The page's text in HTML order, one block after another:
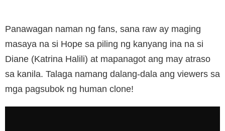
Panawagan naman ng fans, sana raw ay maging
masaya na si Hope sa piling ng kanyang ina na si
Diane (Katrina Halili) at mapanagot ang may atraso
sa kanila. Talaga namang dalang-dala ang viewers sa
mga pagsubok ng human clone!